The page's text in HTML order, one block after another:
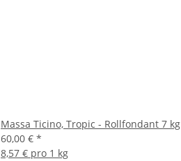
Massa Ticino, Tropic - Rollfondant 7 kg
60,00 € *
8,57 € pro 1 kg